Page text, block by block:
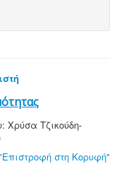
Χρύσα Τζικούδη-
στη Κορυφή"